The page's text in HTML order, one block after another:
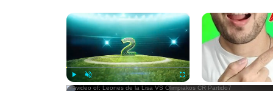
×
Play Unmute Fullscreen
Now Playing